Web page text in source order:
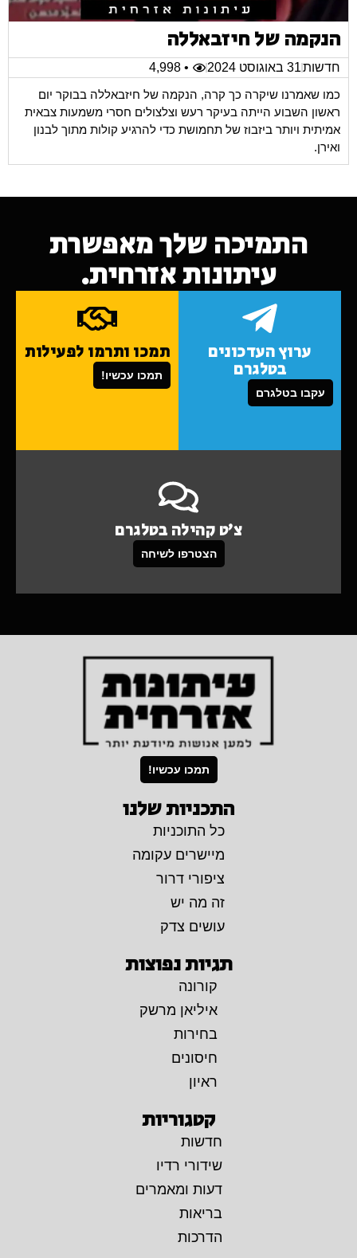
הנקמה של חיזבאללה
חדשות31 באוגוסט 2024
• 4,998
כמו שאמרנו שיקרה כך קרה, הנקמה של חיזבאללה בבוקר יום
ראשון השבוע הייתה בעיקר רעש וצלצולים חסרי משמעות צבאית
אמיתית ויותר ביזבוז של תחמושת כדי להרגיע קולות מתוך לבנון
ואירן.
התמיכה שלך מאפשרת
עיתונות אזרחית.
ערוץ העדכונים
בטלגרם
עקבו בטלגרם
תמכו ותרמו לפעילות
תמכו עכשיו!
צ'ט קהילה בטלגרם
הצטרפו לשיחה
תמכו עכשיו!
התכניות שלנו
כל התוכניות
מיישרים עקומה
ציפורי דרור
זה מה יש
עושים צדק
תגיות נפוצות
קורונה
איליאן מרשק
בחירות
חיסונים
ראיון
קטגוריות
חדשות
שידורי רדיו
דעות ומאמרים
בריאות
הדרכות